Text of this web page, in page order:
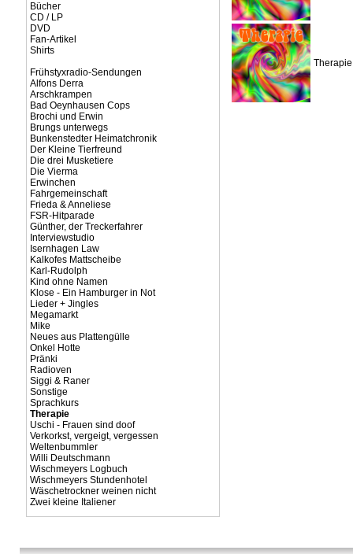
Bücher
CD / LP
DVD
Fan-Artikel
Shirts
Frühstyxradio-Sendungen
Alfons Derra
Arschkrampen
Bad Oeynhausen Cops
Brochi und Erwin
Brungs unterwegs
Bunkenstedter Heimatchronik
Der Kleine Tierfreund
Die drei Musketiere
Die Vierma
Erwinchen
Fahrgemeinschaft
Frieda & Anneliese
FSR-Hitparade
Günther, der Treckerfahrer
Interviewstudio
Isernhagen Law
Kalkofes Mattscheibe
Karl-Rudolph
Kind ohne Namen
Klose - Ein Hamburger in Not
Lieder + Jingles
Megamarkt
Mike
Neues aus Plattengülle
Onkel Hotte
Pränki
Radioven
Siggi & Raner
Sonstige
Sprachkurs
Therapie
Uschi - Frauen sind doof
Verkorkst, vergeigt, vergessen
Weltenbummler
Willi Deutschmann
Wischmeyers Logbuch
Wischmeyers Stundenhotel
Wäschetrockner weinen nicht
Zwei kleine Italiener